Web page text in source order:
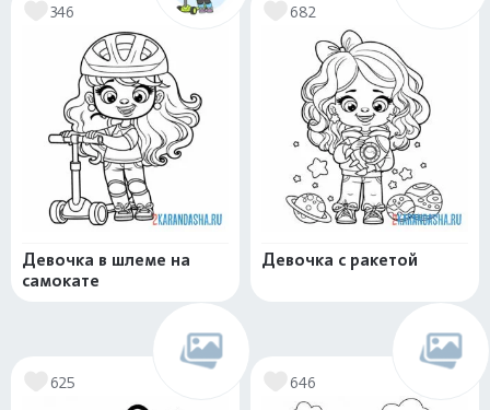
346
Девочка в шлеме на
самокате
682
Девочка с ракетой
625 646